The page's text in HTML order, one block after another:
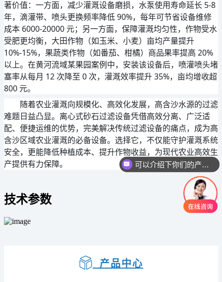
著价值：一方面，减少灌溉设备磨损，水泵使用寿命延长 5-8
年，滴灌带、喷头更换频率降低 90%，每年可节省设备维修
成本 6000-20000 元；另一方面，保障灌溉均匀性，作物受水
受肥更均衡，大田作物（如玉米、小麦）亩均产量提升
10%-15%，果蔬类作物（如番茄、柑橘）商品果率提高 20%
以上。在黄河流域某果园案例中，安装该设备后，喷灌喷头堵
塞率从每月 12 次降至 0 次，灌溉效率提升 35%，亩均增收超
800 元。
随着农业灌溉向规模化、高效化发展，高含沙水源的过滤
难题日益凸显。离心式砂石过滤设备凭借高效分离、广泛适
配、便捷运维的优势，完美解决传统过滤设备的痛点，成为高
含沙区域农业灌溉的必备设备。选择它，不仅能守护灌溉系统
安全，更能降低种植成本、提升作物收益，为现代农业高效生
产提供有力保障。
技术参数
产品中心